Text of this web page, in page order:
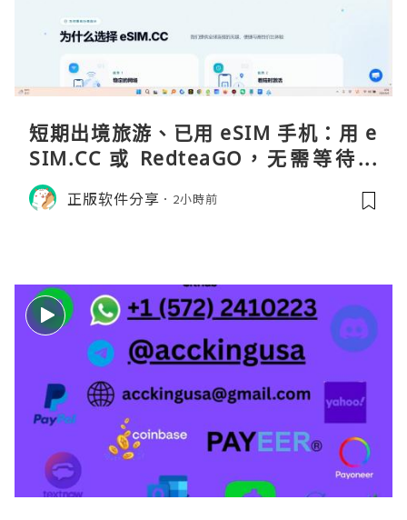
短期出境旅游、已用 eSIM 手机：用 e
SIM.CC 或 RedteaGO，无需等待收
货。需要“当地号码 + 通话短信”（如
打车、外卖、客户联络）：优先 Redt
正版软件分享 2小時前